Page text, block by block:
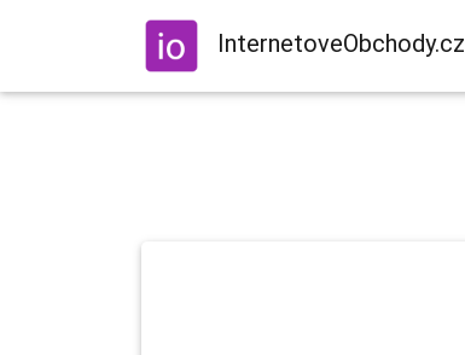
InternetoveObchody.cz